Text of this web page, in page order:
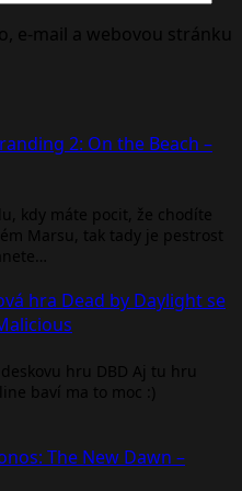
e-mail a webovou stránku
2: On the Beach –
kdy máte pocit, že chodíte
Marsu, tak tady je pestrost
hra Dead by Daylight se
hru DBD Aj tu hru
baví ma to moc :)
The New Dawn –